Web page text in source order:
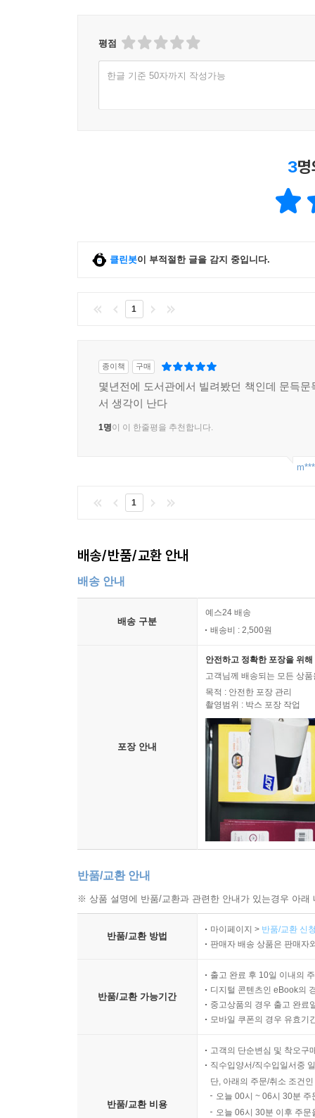
평점
한글 기준 50자까지 작성가능
3
클린봇이 부적절한 글을 감지 중입니다.
1
종이책 구매
몇년전에 도서관에서 빌려봤던 책인데 문득문
서 생각이 난다
1명이 이 한줄평을 추천합니다.
1
배송/반품/교환 안내
배송 안내
배송 구분
예스24 배송
배송비 : 2,500원
포장 안내
안전하고 정확한 포장을 위
고객님께 배송되는 모든 상
목적 : 안전한 포장 관리
촬영범위 : 박스 포장 작업
반품/교환 안내
※ 상품 설명에 반품/교환과 관련한 안내가 있는경우 아
반품/교환 방법
마이페이지 > 반품/교환 신
판매자 배송 상품은 판매자
반품/교환 가능기간
출고 완료 후 10일 이내의
디지털 콘텐츠인 eBook의
중고상품의 경우 출고 완료
모바일 쿠폰의 경우 유효기
반품/교환 비용
고객의 단순변심 및 착오구
직수입양서/직수입일서중
단, 아래의 주문/취소 조건
오늘 00시 ~ 06시 30분
오늘 06시 30분 이후 주